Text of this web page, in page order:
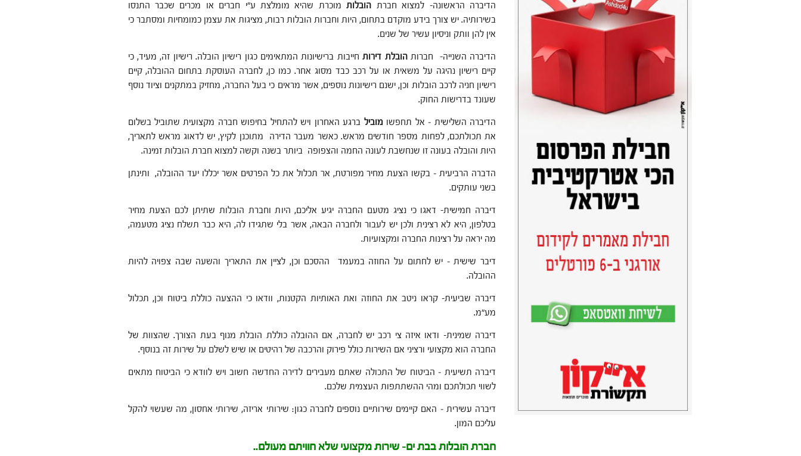
הדיברה הראשונה- למצוא חברת הובלותמוכרת שהיא מומלצת ע"י חברים או מכרים שכבר התנסו
בשירותיה. יש צורך בידע מוקדם בתחום, היות וחברות הובלות רבות, מציגות את עצמן כמומחיות ומסתבר כי
אין להן וותק וניסיון עשיר של שנים.
הדיברה השנייה- חברותהובלת דירותחייבות ברישיונות המתאימים כגון רישיון הובלה. רישיון זה, מעיד, כי
קיים רישיון נהיגה על משאית או על רכב כבד מסוג אחר. כמו כן, לחברה העוסקת בתחום ההובלה, קיים
רישיון חניה לרכב הובלות וכן, ישנם רישיונות נוספים, אשר מראים כי בעל החברה, מחזיק במתקנים וציוד נוסף
שעונד בדרישות החוק.
הדיברה השלישית – אל תחפשו מוביל ברגע האחרון ויש להתחיל בחיפוש חברה מקצועית שתוביל בשלום
את תכולתכם, לפחות מספר חודשים מראש. כאשר מעבר הדירה מתוכנן לקיץ, יש לדאוג מראש לתאריך,
היות והובלה בעונה זו שנחשבת לעונה החמה והצפופה ביותר בשנה וקשה למצוא חברת הובלות זמינה.
הדברה הרביעית – בקשו הצעת מחיר מפורטת, אר תכלול את כל הפרטים אשר יכללו יעד ההובלה, ותינתן
בשני עותקים.
דיברה חמישית- דאגו כי נציג מטעם החברה יגיע אליכם, היות וחברת הובלות שתיתן לכם הצעת מחיר
בטלפון, היא לא רצינית ולכן יש לעבור ולחברה הבאה, אשר בלי שתגידו לה, היא כבר תשלח נציג מטעמה,
מה יראה על רצינות החברה ומקצועיות.
דיבר שישית – יש לחתום על החוזה במעמד ההסכם וכן, לציין את התאריך והשעה שבה צפויה להיות
ההובלה.
דיברה שביעית- קראו ניטב את החוזה ואת האותיות הקטנות, וודאו כי ההצעה כוללת ביטוח וכן, תכלול
מע"מ.
דיברה שמינית- ודאו איזה צי רכב יש לחברה, אם ההובלה כוללת הובלת מנוף בעת הצורך. שהצוות של
החברה הוא מקצועי ורציני אם השירות כולל פירוק והרכבה של רהיטים או שיש לשלם על שירות זה בנוסף.
דיברה תשיעית – הביטוח של התכולה שאתם מעבירים לדירה החדשה חשוב ויש לוודא כי הביטוח מתאים
לשווי תכולתכם ומהי ההשתתפות העצמית שלכם.
דיברה עשירית – האם קיימים שירותיים נוספים לחברה כגון: שירותי אריזה, שירותי אחסון, מה שעשוי להקל
עליכם המון.
חברת הובלות בבת ים- שירות מקצועי שלא חוויתם מעולם..